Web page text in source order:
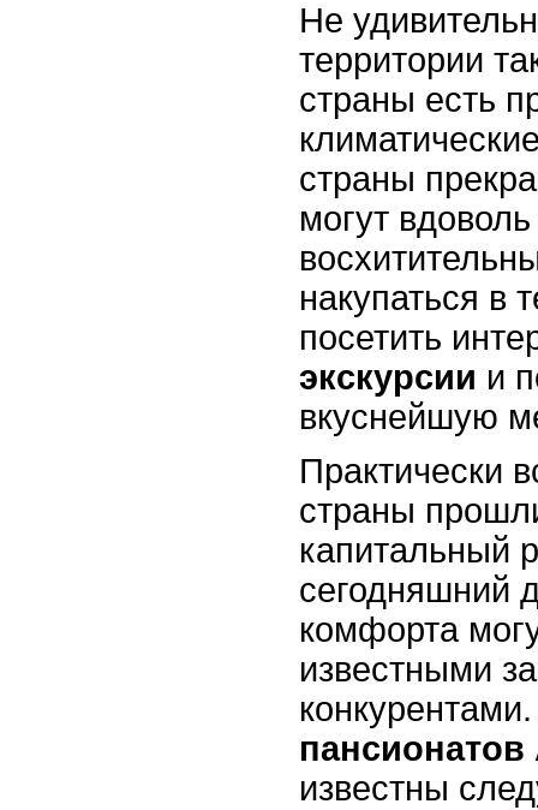
Не
территории
страны есть
страны
могут
накупаться в
посетить
экскурсии и
вкуснейшую
Практически
страны
капитальный
сегодняшний
комфорта
известными
пансионатов
известны